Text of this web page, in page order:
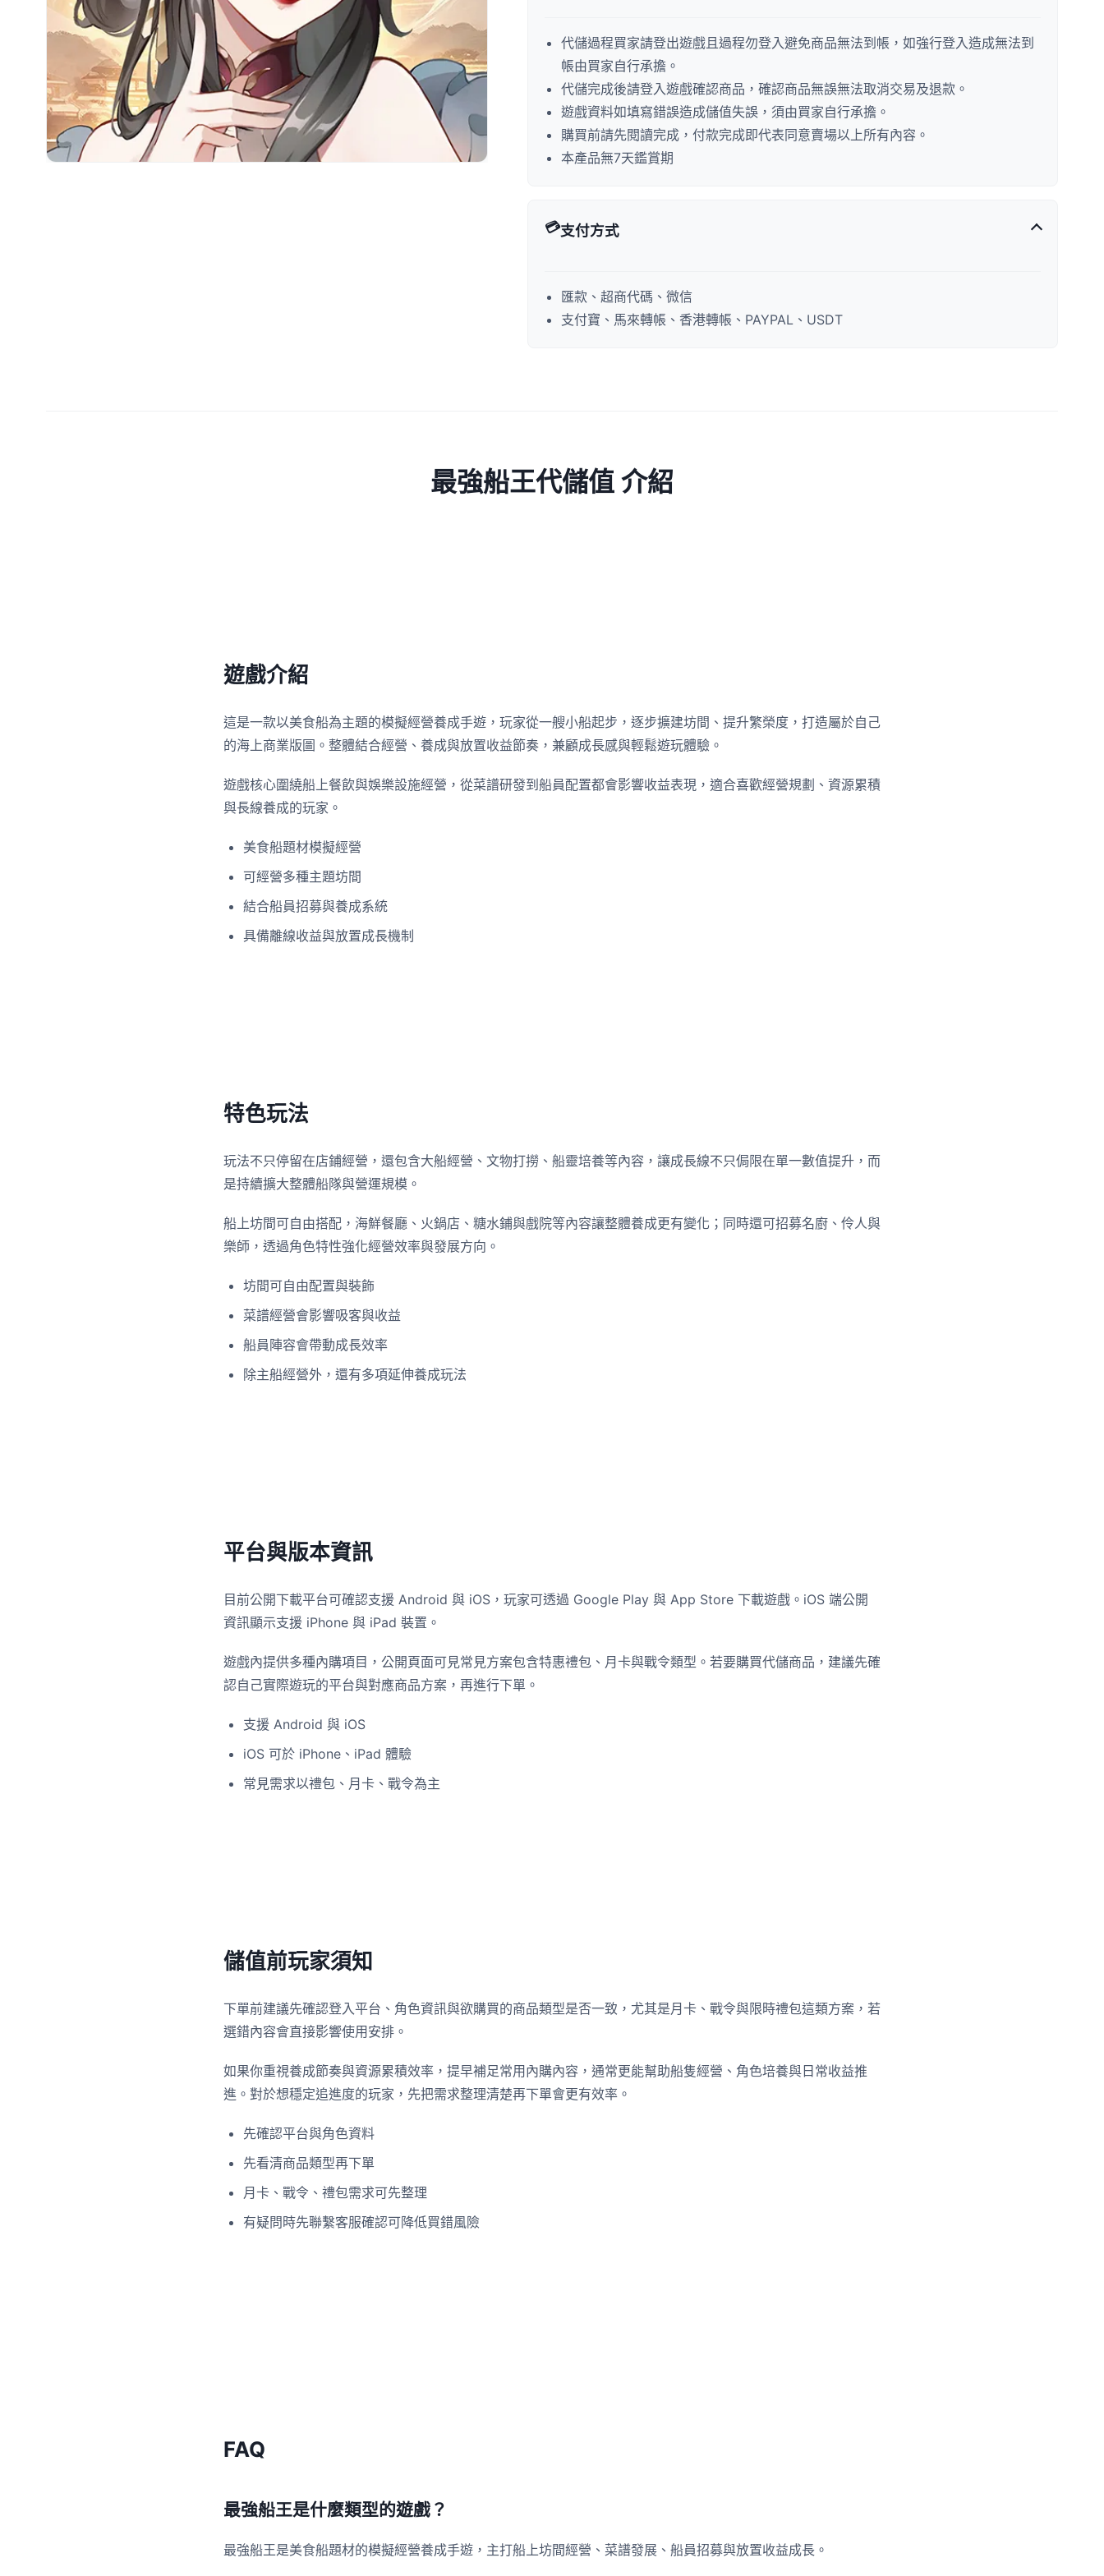
代儲過程買家請登出遊戲且過程勿登入避免商品無法到帳，如強行登入造成無法到
帳由買家自行承擔。
代儲完成後請登入遊戲確認商品，確認商品無誤無法取消交易及退款。
遊戲資料如填寫錯誤造成儲值失誤，須由買家自行承擔。
購買前請先閱讀完成，付款完成即代表同意賣場以上所有內容。
本產品無7天鑑賞期
💳支付方式
匯款、超商代碼、微信
支付寶、馬來轉帳、香港轉帳、PAYPAL、USDT
最強船王代儲值 介紹
遊戲介紹
這是一款以美食船為主題的模擬經營養成手遊，玩家從一艘小船起步，逐步擴建坊間、提升繁榮度，打造屬於自己
的海上商業版圖。整體結合經營、養成與放置收益節奏，兼顧成長感與輕鬆遊玩體驗。
遊戲核心圍繞船上餐飲與娛樂設施經營，從菜譜研發到船員配置都會影響收益表現，適合喜歡經營規劃、資源累積
與長線養成的玩家。
美食船題材模擬經營
可經營多種主題坊間
結合船員招募與養成系統
具備離線收益與放置成長機制
特色玩法
玩法不只停留在店鋪經營，還包含大船經營、文物打撈、船靈培養等內容，讓成長線不只侷限在單一數值提升，而
是持續擴大整體船隊與營運規模。
船上坊間可自由搭配，海鮮餐廳、火鍋店、糖水鋪與戲院等內容讓整體養成更有變化；同時還可招募名廚、伶人與
樂師，透過角色特性強化經營效率與發展方向。
坊間可自由配置與裝飾
菜譜經營會影響吸客與收益
船員陣容會帶動成長效率
除主船經營外，還有多項延伸養成玩法
平台與版本資訊
目前公開下載平台可確認支援 Android 與 iOS，玩家可透過 Google Play 與 App Store 下載遊戲。iOS 端公開
資訊顯示支援 iPhone 與 iPad 裝置。
遊戲內提供多種內購項目，公開頁面可見常見方案包含特惠禮包、月卡與戰令類型。若要購買代儲商品，建議先確
認自己實際遊玩的平台與對應商品方案，再進行下單。
支援 Android 與 iOS
iOS 可於 iPhone、iPad 體驗
常見需求以禮包、月卡、戰令為主
儲值前玩家須知
下單前建議先確認登入平台、角色資訊與欲購買的商品類型是否一致，尤其是月卡、戰令與限時禮包這類方案，若
選錯內容會直接影響使用安排。
如果你重視養成節奏與資源累積效率，提早補足常用內購內容，通常更能幫助船隻經營、角色培養與日常收益推
進。對於想穩定追進度的玩家，先把需求整理清楚再下單會更有效率。
先確認平台與角色資料
先看清商品類型再下單
月卡、戰令、禮包需求可先整理
有疑問時先聯繫客服確認可降低買錯風險
FAQ
最強船王是什麼類型的遊戲？
最強船王是美食船題材的模擬經營養成手遊，主打船上坊間經營、菜譜發展、船員招募與放置收益成長。